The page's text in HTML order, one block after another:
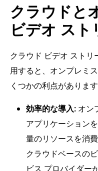
クラウドと
ビデオ ス
クラウド ビデオ スト
用すると、オンプレミ
くつかの利点があります
効率的な導入: オン
アプリケーション
量のリソースを消
クラウドベースの
ビス プロバイダー